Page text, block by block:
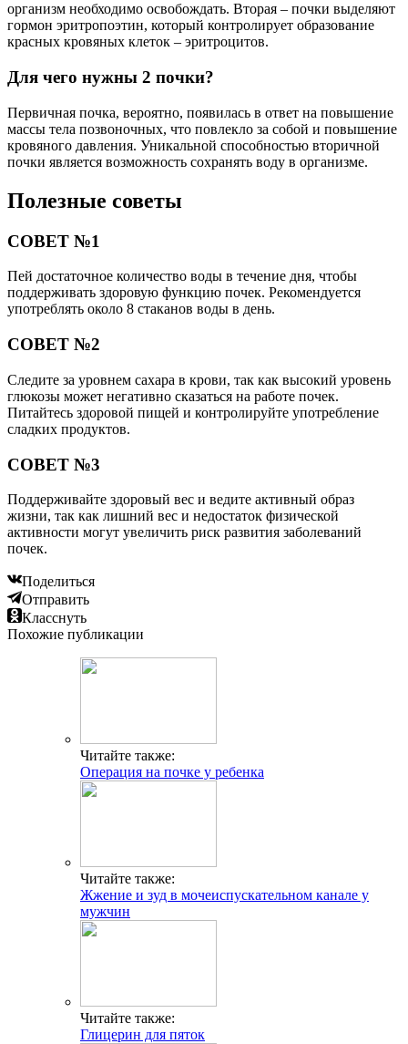
организм необходимо освобождать. Вторая – почки выделяют
гормон эритропоэтин, который контролирует образование
красных кровяных клеток – эритроцитов.
Для чего нужны 2 почки?
Первичная почка, вероятно, появилась в ответ на повышение
массы тела позвоночных, что повлекло за собой и повышение
кровяного давления. Уникальной способностью вторичной
почки является возможность сохранять воду в организме.
Полезные советы
СОВЕТ №1
Пей достаточное количество воды в течение дня, чтобы
поддерживать здоровую функцию почек. Рекомендуется
употреблять около 8 стаканов воды в день.
СОВЕТ №2
Следите за уровнем сахара в крови, так как высокий уровень
глюкозы может негативно сказаться на работе почек.
Питайтесь здоровой пищей и контролируйте употребление
сладких продуктов.
СОВЕТ №3
Поддерживайте здоровый вес и ведите активный образ
жизни, так как лишний вес и недостаток физической
активности могут увеличить риск развития заболеваний
почек.
Поделиться
Отправить
Класснуть
Похожие публикации
Читайте также:
Операция на почке у ребенка
Читайте также:
Жжение и зуд в мочеиспускательном канале у
мужчин
Читайте также:
Глицерин для пяток